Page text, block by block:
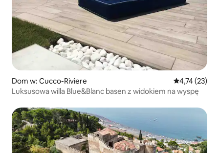
Dom w: Cucco-Riviere Średnia
4,74 (23)
Luksusowa willa Blue&Blanc basen z widokiem na wyspę